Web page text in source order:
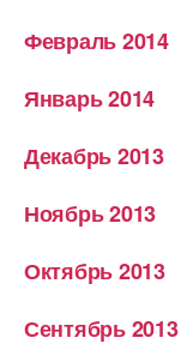
Февраль 2014
Январь 2014
Декабрь 2013
Ноябрь 2013
Октябрь 2013
Сентябрь 2013